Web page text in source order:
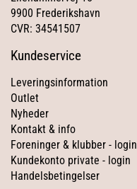
9900 Frederikshavn
CVR: 34541507
Kundeservice
Leveringsinformation
Outlet
Nyheder
Kontakt & info
Foreninger & klubber - login
Kundekonto private - login
Handelsbetingelser